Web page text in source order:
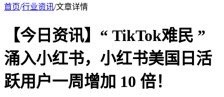
首页/行业资讯/文章详情
【今日资讯】“ TikTok难民 ”
涌入小红书，小红书美国日活
跃用户一周增加 10 倍！